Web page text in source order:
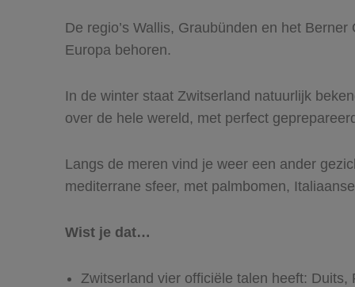
De regio’s Wallis, Graubünden en het
Europa behoren.
In de winter staat Zwitserland natuurlijk
over de hele wereld, met perfect
Langs de meren vind je weer een ander
mediterrane sfeer, met palmbomen,
Wist je dat…
Zwitserland vier officiële talen heeft: